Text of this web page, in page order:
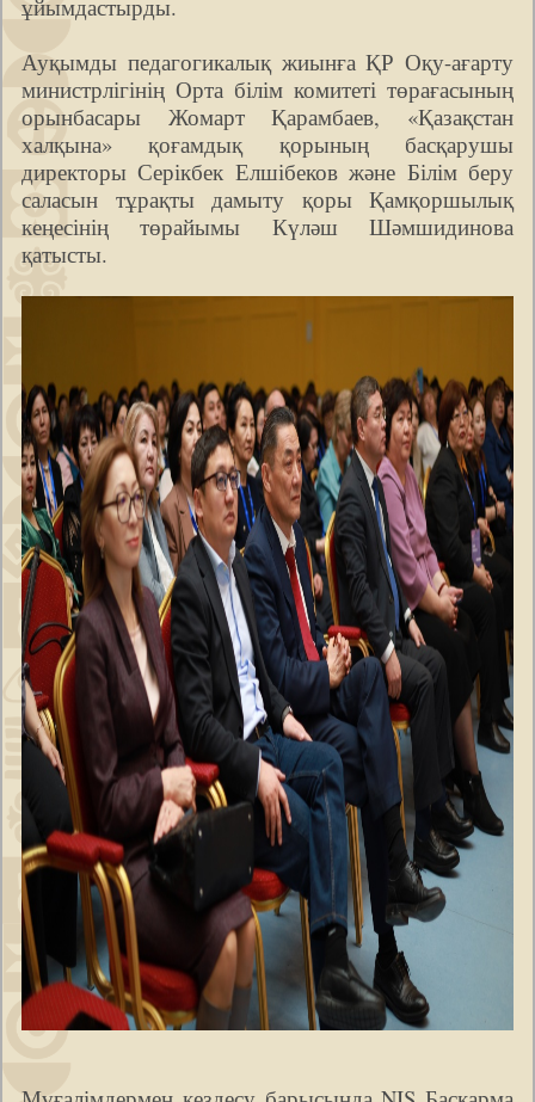
ұйымдастырды.
Ауқымды педагогикалық жиынға ҚР Оқу-ағарту
министрлігінің Орта білім комитеті төрағасының
орынбасары Жомарт Қарамбаев, «Қазақстан
халқына» қоғамдық қорының басқарушы
директоры Серікбек Елшібеков және Білім беру
саласын тұрақты дамыту қоры Қамқоршылық
кеңесінің төрайымы Күләш Шәмшидинова
қатысты.